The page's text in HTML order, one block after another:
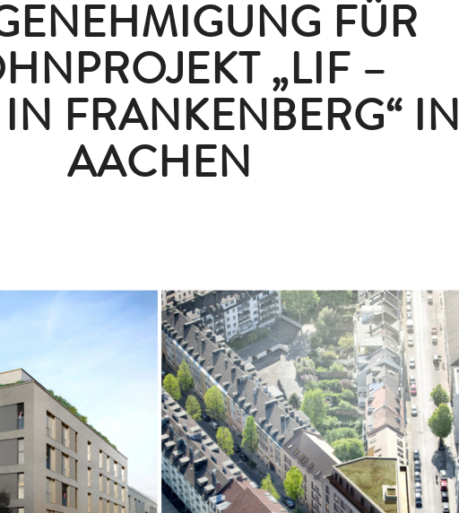
FÜR
„LIF –
FRANKENBERG“ IN
AACHEN